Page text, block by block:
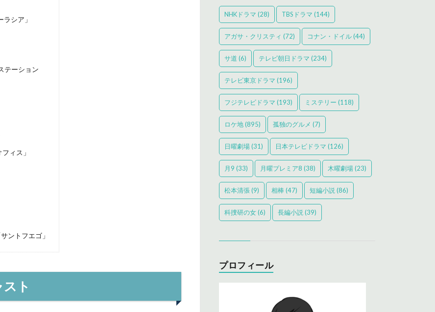
シア」
テーション
ィス」
ントフエゴ」
ト
NHKドラマ (28) TBSドラマ (144)
アガサ・クリスティ (72) コナン・ドイル(44)
サ道 (6) テレビ朝日ドラマ (234)
テレビ東京ドラマ (196)
フジテレビドラマ (193) ミステリー (118)
ロケ地(895) 孤独のグルメ (7)
日曜劇場(31) 日本テレビドラマ (126)
月9 (33) 月曜プレミア8 (38) 木曜劇場(23)
松本清張(9) 相棒(47) 短編小説 (86)
科捜研の女(6) 長編小説 (39)
プロフィール